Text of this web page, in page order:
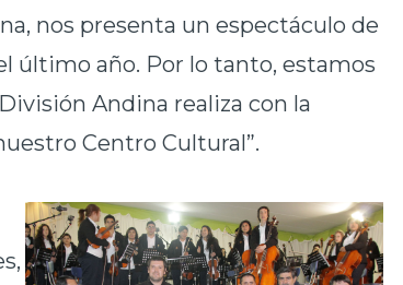
nos presenta un espectáculo de
último año. Por lo tanto, estamos
Andina realiza con la
Centro Cultural”.